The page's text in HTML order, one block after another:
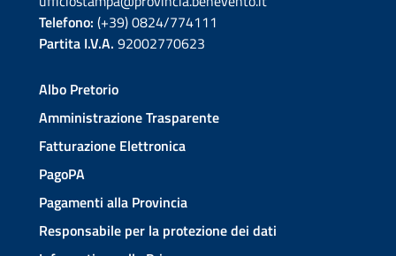
Telefono: (+39) 0824/774111
Partita I.V.A. 92002770623
Albo Pretorio
Amministrazione Trasparente
Fatturazione Elettronica
PagoPA
Pagamenti alla Provincia
Responsabile per la protezione dei dati